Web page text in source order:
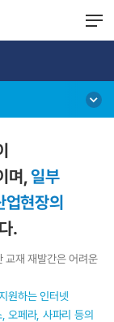
며, 일부
업현장의
.
교재 재발간은 어려운
원하는 인터넷
오페라, 사파리 등의